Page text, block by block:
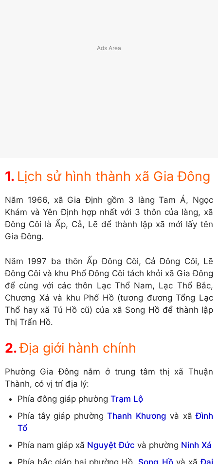
Lịch sử hình thành xã Gia Đông
Năm 1966, xã Gia Định gồm 3 làng Tam Á, Ngọc
Khám và Yên Định hợp nhất với 3 thôn của làng, xã
Đông Côi là Ấp, Cả, Lẽ để thành lập xã mới lấy tên
Gia Đông.
Năm 1997 ba thôn Ấp Đông Côi, Cả Đông Côi, Lẽ
Đông Côi và khu Phố Đông Côi tách khỏi xã Gia Đông
để cùng với các thôn Lạc Thổ Nam, Lạc Thổ Bắc,
Chương Xá và khu Phố Hồ (tương đương Tổng Lạc
Thổ hay xã Tú Hồ cũ) của xã Song Hồ để thành lập
Thị Trấn Hồ.
Địa giới hành chính
Phường Gia Đông nằm ở trung tâm thị xã Thuận
Thành, có vị trí địa lý:
Phía đông giáp phường Trạm Lộ
Phía tây giáp phườngThanh Khương và xãĐình
Tổ
Phía nam giáp xã Nguyệt Đức và phường Ninh Xá
Phía bắc giáp hai phường Hồ, Song Hồvà xãĐại